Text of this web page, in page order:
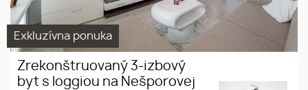
Exkluzívna ponuka
Zrekonštruovaný 3-izbový
byt s loggiou na Nešporovej